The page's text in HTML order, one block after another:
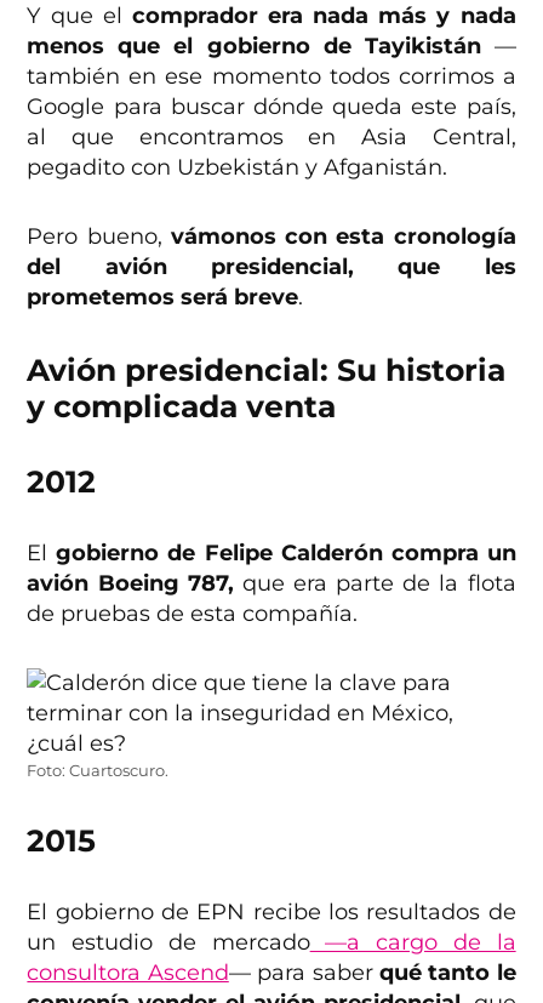
Y que el comprador era nada más y nada
menos que el gobierno de Tayikistán—
también en ese momento todos corrimos a
Google para buscar dónde queda este país,
al que encontramos en Asia Central,
pegadito con Uzbekistán y Afganistán.
Pero bueno, vámonos con esta cronología
del avión presidencial, que les
prometemos será breve.
Avión presidencial: Su historia
y complicada venta
2012
Elgobierno de Felipe Calderón compra un
avión Boeing 787, que era parte de la flota
de pruebas de esta compañía.
Foto: Cuartoscuro.
2015
El gobierno de EPN recibe los resultados de
un estudio de mercado—a cargo de la
consultora Ascend— para saber qué tanto le